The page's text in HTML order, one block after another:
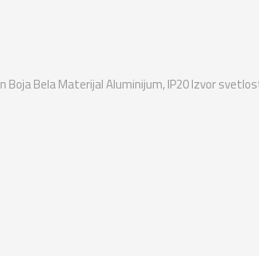
Bela Materijal Aluminijum, IP20 Izvor